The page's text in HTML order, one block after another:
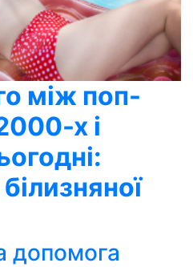
між поп-
х і
допомога